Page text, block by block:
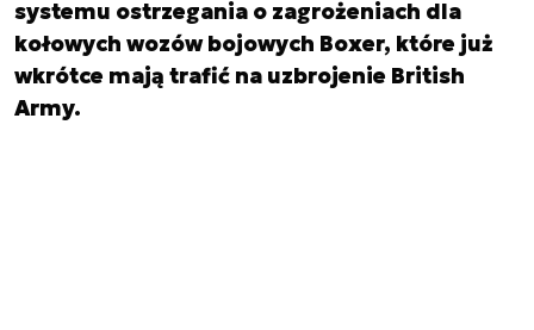
systemu ostrzegania o zagrożeniach dla
kołowych wozów bojowych Boxer, które już
wkrótce mają trafić na uzbrojenie British
Army.